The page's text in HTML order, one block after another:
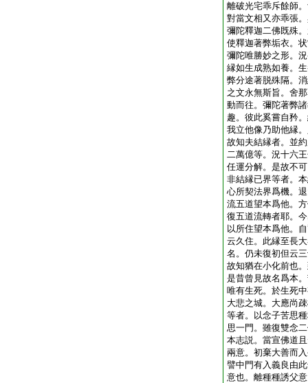
離破光宅乖斥餘師
對當文相又亦乖張
彌陀釋迦二佛既殊
使釋迦著弊垢衣。
彌陀唯勝妙之形。
縁如生成熟如養。
弊分途著脱殊隔。
之文永無斯旨。舍
動而往。彌陀著弊
趣。彼此奚嘗自矜
我立他像乃助他縁
故知夫結縁者。並
二萬億等。況十六
任運分解。是故不
非結縁已界等者。
心所契法界爲機。
流五道望本爲他。
復五道流轉者耶。
以所住望本爲他。
云久住。此縁至長
名。仍未復初但云
故知猶在小化前也
是昔曾見故名爲本
唯有生死。於生死
大悲之城。大應尚
等者。以念子苦思
思一門。雖復雙念
本志説。當宣佛道
兩意。初棄大善而
譬中門有入義良由
意也。離種種誘父